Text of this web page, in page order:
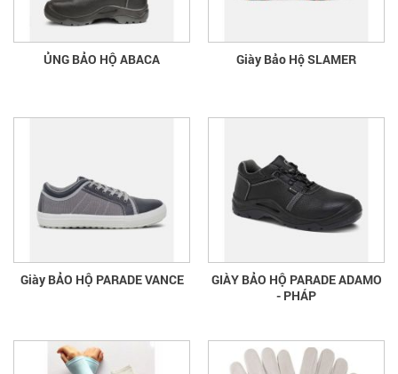
ỦNG BẢO HỘ ABACA Giày Bảo Hộ SLAMER
Giày BẢO HỘ PARADE VANCE
GIÀY BẢO HỘ PARADE ADAMO
- PHÁP